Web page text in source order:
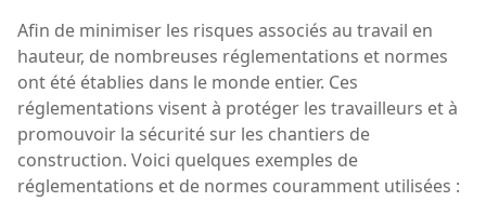
Afin de minimiser les risques associés au travail en
hauteur, de nombreuses réglementations et normes
ont été établies dans le monde entier. Ces
réglementations visent à protéger les travailleurs et à
promouvoir la sécurité sur les chantiers de
construction. Voici quelques exemples de
réglementations et de normes couramment utilisées :